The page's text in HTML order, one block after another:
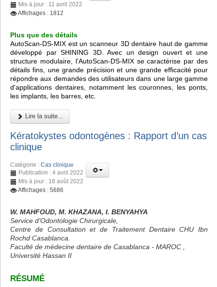
Mis à jour : 11 avril 2022
Affichages : 1812
Plus que des détails
AutoScan-DS-MIX est un scanneur 3D dentaire haut de gamme
développé par SHINING 3D. Avec un design ouvert et une
structure modulaire, l'AutoScan-DS-MIX se caractérise par des
détails fins, une grande précision et une grande efficacité pour
répondre aux demandes des utilisateurs dans une large gamme
d'applications dentaires, notamment les couronnes, les ponts,
les implants, les barres, etc.
Lire la suite...
Kératokystes odontogènes : Rapport d’un cas
clinique
Catégorie : Cas clinique
Publication : 4 avril 2022
Mis à jour : 18 août 2022
Affichages : 5686
W. MAHFOUD, M. KHAZANA, I. BENYAHYA
Service d’Odontologie Chirurgicale,
Centre de Consultation et de Traitement Dentaire CHU Ibn
Rochd Casablanca.
Faculté de médecine dentaire de Casablanca - MAROC ,
Université Hassan II
RÉSUMÉ